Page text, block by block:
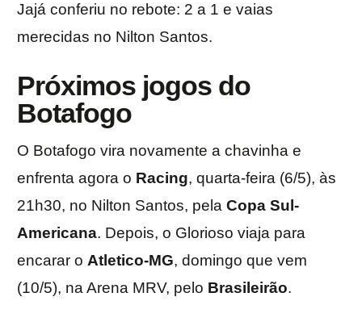
Jajá conferiu no rebote: 2 a 1 e vaias
merecidas no Nilton Santos.
Próximos jogos do
Botafogo
O Botafogo vira novamente a chavinha e
enfrenta agora o Racing, quarta-feira (6/5), às
21h30, no Nilton Santos, pela Copa Sul-
Americana. Depois, o Glorioso viaja para
encarar o Atletico-MG, domingo que vem
(10/5), na Arena MRV, pelo Brasileirão.